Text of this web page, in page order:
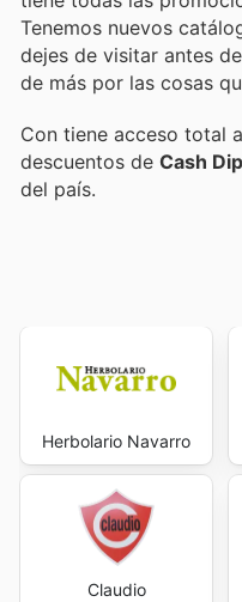
Tenemos nuevos
dejes de visitar antes
de más por las cosas
Con tiene acceso total
descuentos de Cash
del país.
Herbolario Navarro
Claudio